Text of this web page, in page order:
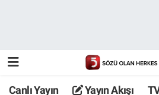
Canlı Yayın Yayın Akışı